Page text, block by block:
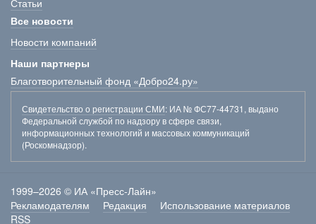
Статьи
Все новости
Новости компаний
Наши партнеры
Благотворительный фонд «Добро24.ру»
Свидетельство о регистрации СМИ: ИА № ФС77-44731, выдано
Федеральной службой по надзору в сфере связи,
информационных технологий и массовых коммуникаций
(Роскомнадзор).
1999–2026 © ИА «Пресс-Лайн»
Рекламодателям
Редакция
Использование материалов
RSS